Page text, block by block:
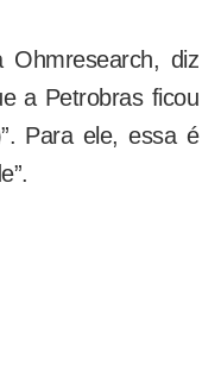
Ohmresearch, diz
a Petrobras ficou
Para ele, essa é